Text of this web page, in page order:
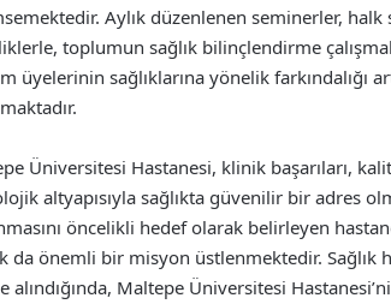
Aylık düzenlenen seminerler, halk
toplumun sağlık bilinçlendirme
üyelerinin sağlıklarına yönelik farkındalığı
Üniversitesi Hastanesi, klinik başarıları,
altyapısıyla sağlıkta güvenilir bir adres
öncelikli hedef olarak belirleyen
da önemli bir misyon üstlenmektedir.
alındığında, Maltepe Üniversitesi